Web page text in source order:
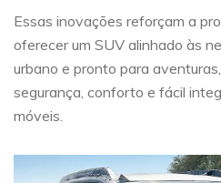
Essas inovações reforçam a
oferecer um SUV alinhado às
urbano e pronto para
segurança, conforto e fácil
móveis.